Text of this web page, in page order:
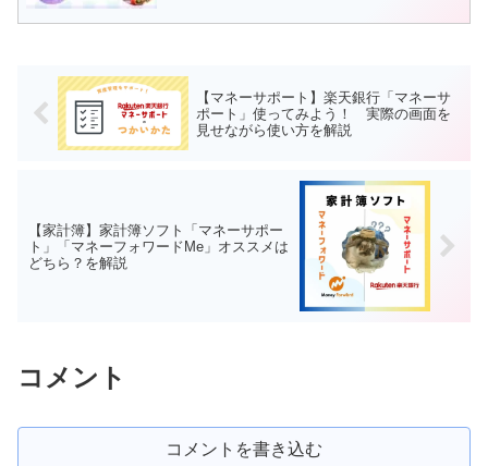
【マネーサポート】楽天銀行「マネーサ
ポート」使ってみよう！ 実際の画面を
見せながら使い方を解説
【家計簿】家計簿ソフト「マネーサポー
ト」「マネーフォワードMe」オススメは
どちら？を解説
コメント
コメントを書き込む